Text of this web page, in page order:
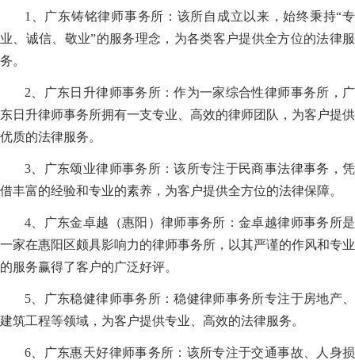
1、广东铸铭律师事务所：该所自成立以来，始终秉持“专
业、诚信、敬业”的服务理念，为各类客户提供全方位的法律服
务。
2、广东日升律师事务所：作为一家综合性律师事务所，广
东日升律师事务所拥有一支专业、高效的律师团队，为客户提供
优质的法律服务。
3、广东颂业律师事务所：该所专注于民商事法律事务，凭
借丰富的经验和专业的素养，为客户提供全方位的法律保障。
4、广东金卓越（惠阳）律师事务所：金卓越律师事务所是
一家在惠阳区颇具影响力的律师事务所，以其严谨的作风和专业
的服务赢得了客户的广泛好评。
5、广东稳健律师事务所：稳健律师事务所专注于房地产、
建筑工程等领域，为客户提供专业、高效的法律服务。
6、广东惠天好律师事务所：该所专注于交通事故、人身损